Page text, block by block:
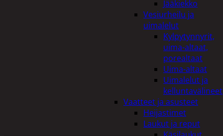
Jääkiekko
Vesiurheilu ja
uimalelut
Kylpytynnyrit,
uima-altaat,
porealtaat
Uima-altaat
Uimalelut ja
kelluntavälineet
Vaatteet ja asusteet
Heijastimet
Laukut ja reput